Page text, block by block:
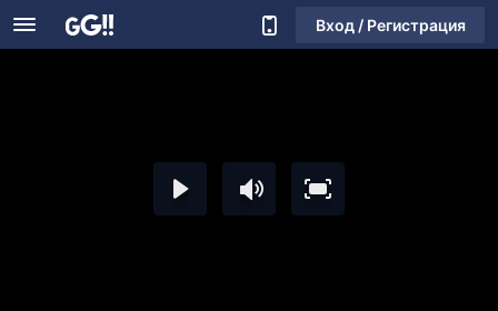
Вход / Регистрация